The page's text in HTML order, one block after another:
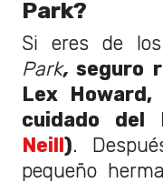
Park?
Si eres de
Park,seguro
Lex
cuidado del
Neill).
pequeño